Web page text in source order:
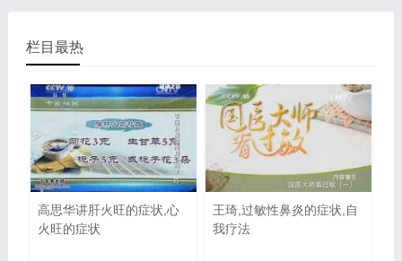
栏目最热
高思华讲肝火旺的症状,心
火旺的症状
王琦,过敏性鼻炎的症状,自
我疗法